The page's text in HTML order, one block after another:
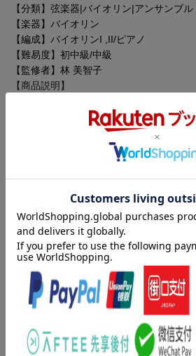
【分類】弦楽器|バイオリン|アンサンブル
【楽器】バイオリン
【編成】バイオリンI ,II/ピアノ
【難易度】初中級/中級
【監修者】林 美智子
【商品説明】
「リトル・マーメイド」「美女と野獣」
曲つまったアンサンブル・レパートリー
付いていますので、普段の練習だけでは
でもご活用いただけます。素敵なアンサ
【付属CDについて】
付属CDの伴奏音源はピアニストが演奏し
ております。ガイドメロディは入ってお
※本書は「バイオリンデュオ&ピアノ デ
ュエット レット・イット・ゴー〜ありの
&伴奏譜付】」(GTW01100479)の改訂版
ドゥーダー」は収載しておりません。
内容紹介（JPROより）
「リトル・マーメイド」「美女と野獣」
曲つまったアンサンブル・レパートリー
付いていますので、普段の練習だけでは
でもご活用いただけます。素敵なアンサ
ください。
【付属CDについて】
付属CDの伴奏音源はピアニストが演奏し
ております。ガイドメロディは入ってお